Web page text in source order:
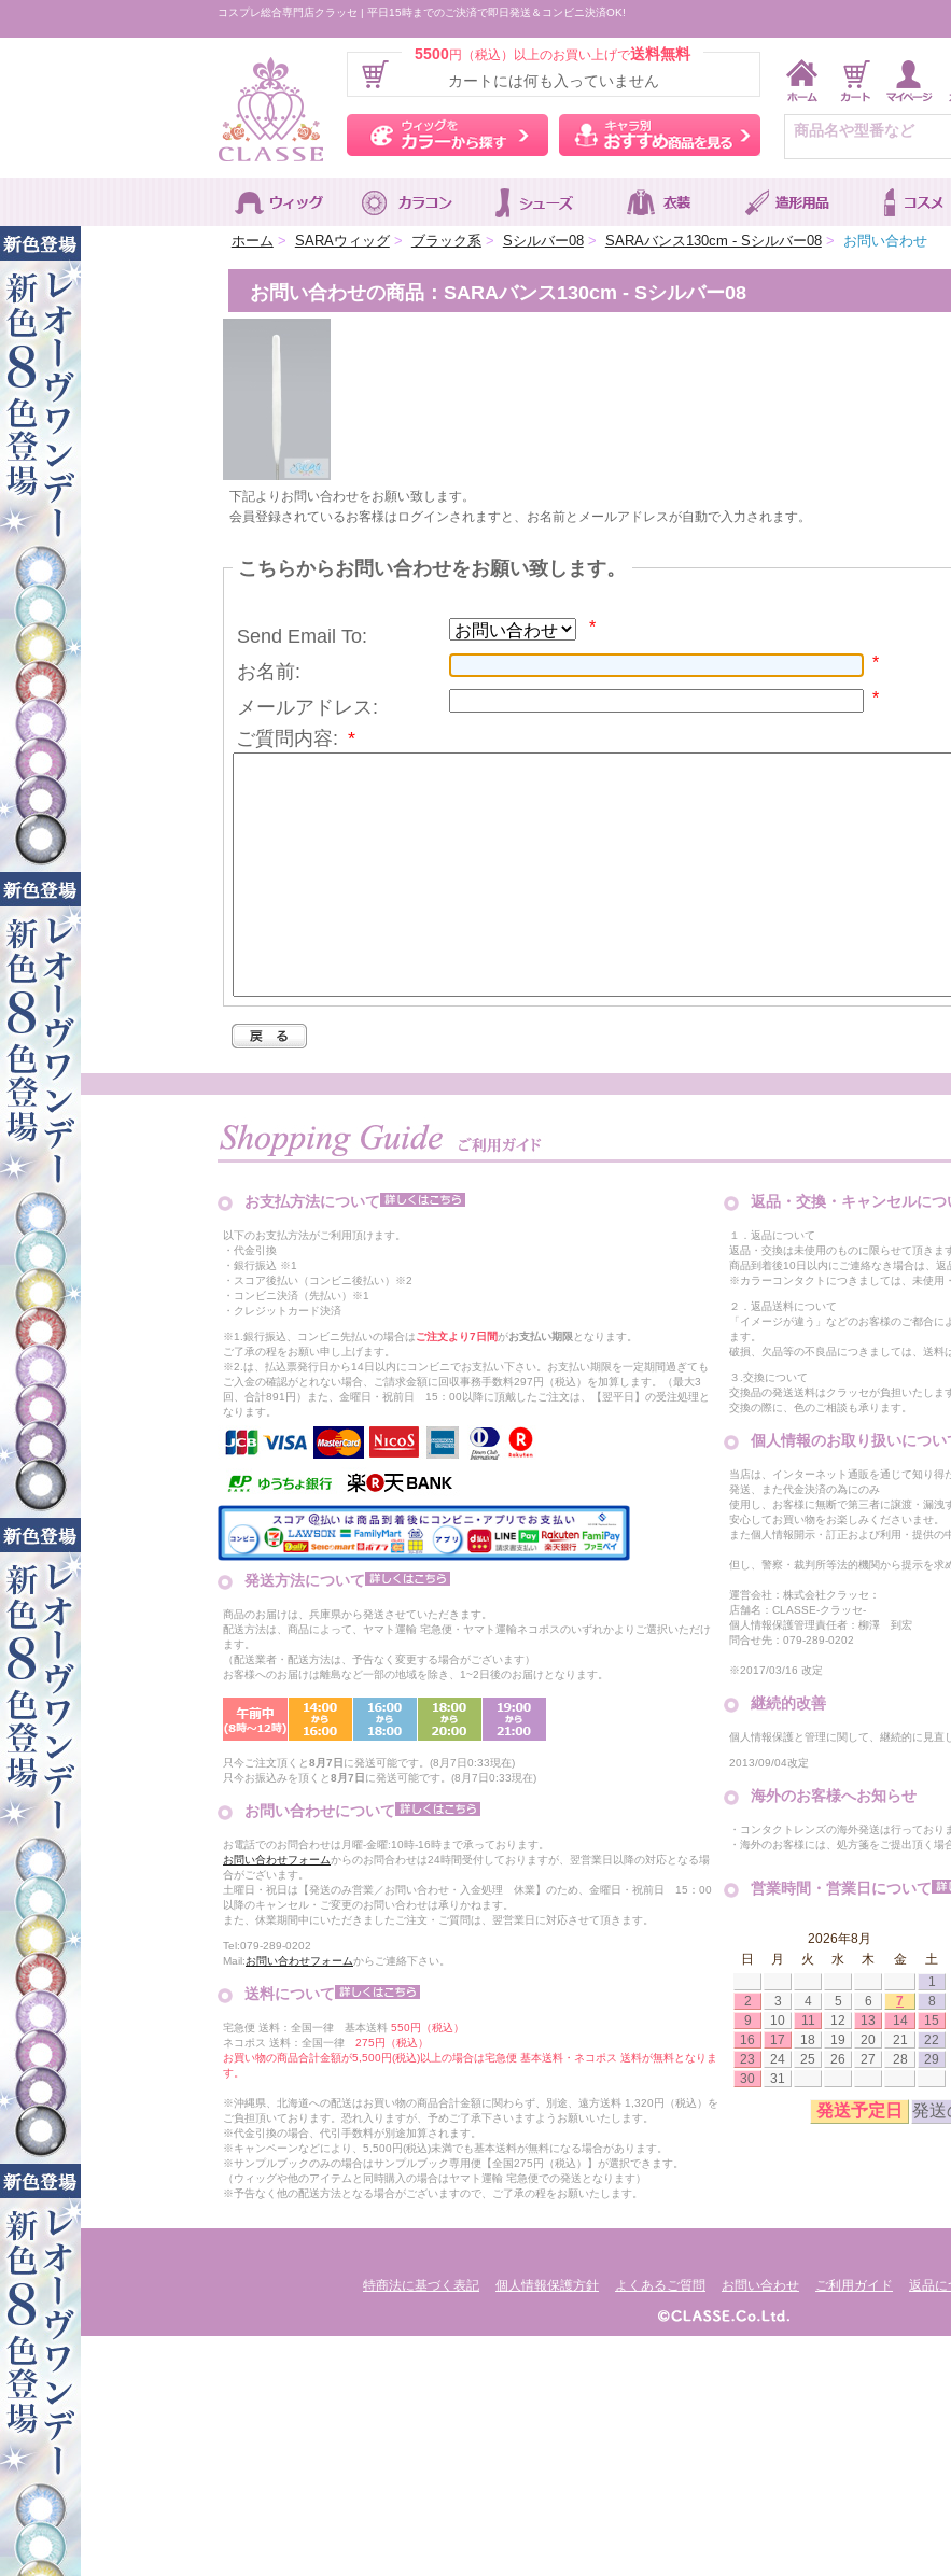
コスプレ総合専門店クラッセ | 平日15時までのご決済で即日発送＆コンビニ決済OK!
5500円（税込）以上のお買い上げで送料無料
カートには何も入っていません
ウィッグをカラーから探す キャラ別おすすめ商品を
ホーム > SARAウィッグ > ブラック系 > Sシルバー08 > SARAバンス130cm - Sシルバー08 > お問い合わせ
お問い合わせの商品：SARAバンス130cm - Sシルバー08
下記よりお問い合わせをお願い致します。
会員登録されているお客様はログインされますと、お名前とメールアドレスが自動で入力されます。
こちらからお問い合わせをお願い致します。
Send Email To: *
お名前: *
メールアドレス: *
ご質問内容: *
お支払方法について
以下のお支払方法がご利用頂けます。
・代金引換
・銀行振込 ※1
・スコア後払い（コンビニ後払い）※2
・コンビニ決済（先払い）※1
・クレジットカード決済
※1.銀行振込、コンビニ先払いの場合はご注文より7日間がお支払い期限 となります。
ご了承の程をお願い申し上げます。
※2.は、払込票発行日から14日以内にコンビニでお支払い下さい。お支払い期限を一定期間過ぎても
ご入金の確認がとれない場合、ご請求金額に回収事務手数料297円（税込）を加算します。（最大3
回、合計891円）また、金曜日・祝前日 15：00以降に頂戴したご注文は、【翌平日】の受注処理と
なります。
発送方法について
商品のお届けは、兵庫県から発送させていただきます。
配送方法は、商品によって、ヤマト運輸 宅急便・ヤマト運輸ネコポスのいずれかよりご選択いただけ
ます。
（配送業者・配送方法は、予告なく変更する場合がございます）
お客様へのお届けは離島など一部の地域を除き、1~2日後のお届けとなります。
只今ご注文頂くと8月7日 に発送可能です。(8月7日0:33現在)
只今お振込みを頂くと8月7日 に発送可能です。(8月7日0:33現在)
お問い合わせについて
お電話でのお問合わせは月曜-金曜:10時-16時まで承っております。
お問い合わせフォームからのお問合わせは24時間受付しておりますが、翌営業日以降の対応となる場
合がございます。
土曜日・祝日は【発送のみ営業／お問い合わせ・入金処理 休業】のため、金曜日・祝前日 15：00
以降のキャンセル・ご変更のお問い合わせは承りかねます。
また、休業期間中にいただきましたご注文・ご質問は、翌営業日に対応させて頂きます。
Tel:079-289-0202
Mail:お問い合わせフォームからご連絡下さい。
送料について
宅急便 送料：全国一律 基本送料 550円（税込）
ネコポス 送料：全国一律 275円（税込）
お買い物の商品合計金額が5,500円(税込)以上の場合は宅急便 基本送料・ネコポス 送料が無料となりま
す。
※沖縄県、北海道への配送はお買い物の商品合計金額に関わらず、別途、遠方送料 1,320円（税込）を
ご負担頂いております。恐れ入りますが、予めご了承下さいますようお願いいたします。
※代金引換の場合、代引手数料が別途加算されます。
※キャンペーンなどにより、5,500円(税込)未満でも基本送料が無料になる場合があります。
※サンプルブックのみの場合はサンプルブック専用便【全国275円（税込）】が選択できます。
（ウィッグや他のアイテムと同時購入の場合はヤマト運輸 宅急便での発送となります）
※予告なく他の配送方法となる場合がございますので、ご了承の程をお願いたします。
返品・交換・キャンセルにつ
１．返品について
返品・交換は未使用のものに限らせて頂きま
商品到着後10日以内にご連絡なき場合は、返
※カラーコンタクトにつきましては、未使用
２．返品送料について
「イメージが違う」などのお客様のご都合
ます。
破損、欠品等の不良品につきましては、送料
３.交換について
交換品の発送送料はクラッセが負担いたしま
交換の際に、色のご相談も承ります。
個人情報のお取り扱いについ
当店は、インターネット通販を通じて知り
発送、また代金決済の為にのみ
使用し、お客様に無断で第三者に譲渡・漏洩
安心してお買い物をお楽しみくださいませ。
また個人情報開示・訂正および利用・提供の
但し、警察・裁判所等法的機関から提示を求
運営会社：株式会社クラッセ：
店舗名：CLASSE-クラッセ-
個人情報保護管理責任者：柳澤 到宏
問合せ先：079-289-0202
※2017/03/16 改定
継続的改善
個人情報保護と管理に関して、継続的に見直
2013/09/04改定
海外のお客様へお知らせ
・コンタクトレンズの海外発送は行っており
・海外のお客様には、処方箋をご提出頂く場
営業時間・営業日について
2026年8月
日
月 火 水 木 金
土
1
2
3 4 5 6 7
8
9
10 11 12 13 14
15
16
17 18 19 20 21
22
23
24 25 26 27 28
29
30
31
発送予定日 発送
特商法に基づく表記 個人情報保護方針 よくあるご質問 お問い合わせ ご利用ガイド 返品に